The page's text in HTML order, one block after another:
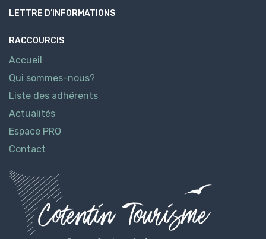
LETTRE D’INFORMATIONS
RACCOURCIS
Accueil
Qui sommes-nous?
Liste des adhérents
Actualités
Espace PRO
Contact